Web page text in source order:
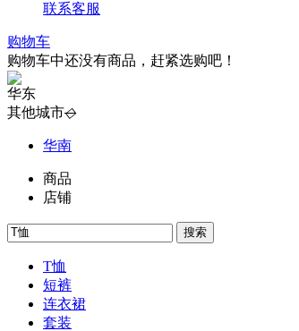
联系客服
购物车
购物车中还没有商品，赶紧选购吧！
华东
其他城市◇
华南
商品
店铺
搜索
T恤
短裤
连衣裙
套装